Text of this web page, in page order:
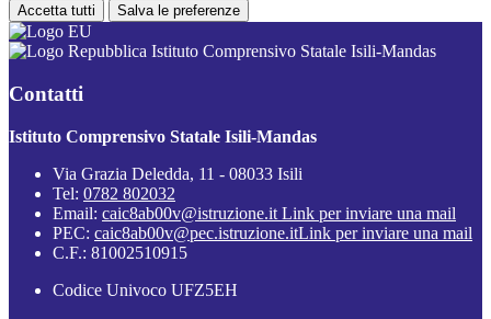
Accetta tutti Salva le preferenze
Istituto Comprensivo Statale Isili-Mandas
Contatti
Istituto Comprensivo Statale Isili-Mandas
Via Grazia Deledda, 11 - 08033 Isili
Tel: 0782 802032
Email: caic8ab00v@istruzione.it Link per inviare una mail
PEC: caic8ab00v@pec.istruzione.itLink per inviare una mail
C.F.: 81002510915
Codice Univoco UFZ5EH